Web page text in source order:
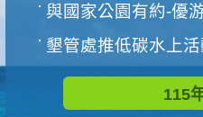
與國家公園有約-優
墾管處推低碳水上活動
115